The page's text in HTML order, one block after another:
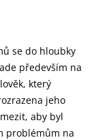
se do hloubky
především na
který
jeho
aby byl
problémům na